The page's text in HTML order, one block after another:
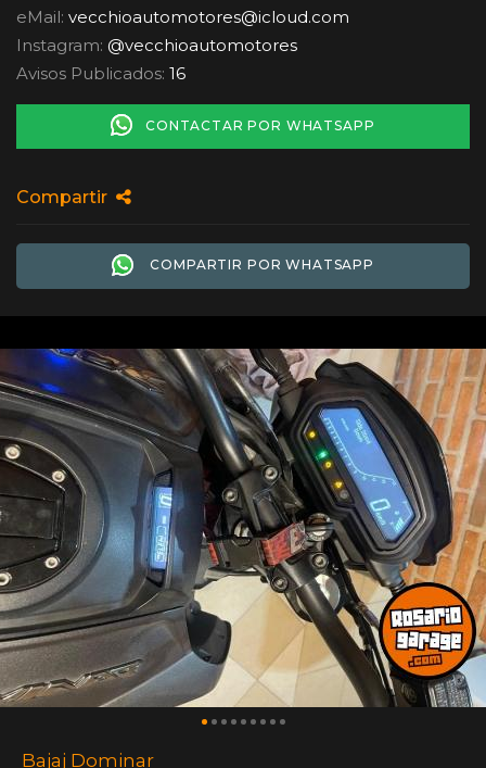
eMail: vecchioautomotores@icloud.com
Instagram: @vecchioautomotores
Avisos Publicados: 16
CONTACTAR POR WHATSAPP
Compartir
COMPARTIR POR WHATSAPP
Bajaj Dominar